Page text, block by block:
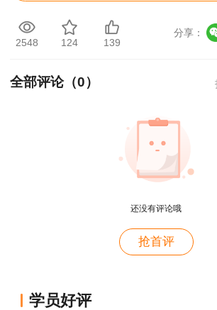
2022年2月26日9:00—3月6日17:00
(二) 在线及现场人工核查时间
2022年2月26日9:00—3月7日17:00
2022年2月26日9:00—3月9日17:00
准考证打印时间
2022年4月4日9:00—4月8日17:00
打印网址：中国人事考试网“”。
2548 124 139
分享：
全部评论（0）
还没有评论哦
抢首评
学员好评
就是冲着林老师而来~~哈哈哈
用户47****66